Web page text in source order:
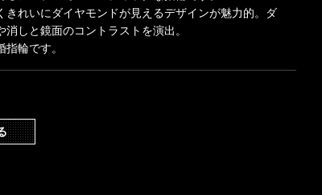
きれいにダイヤモンドが見えるデザインが魅力的。ダ
しと鏡面のコントラストを演出。
輪です。